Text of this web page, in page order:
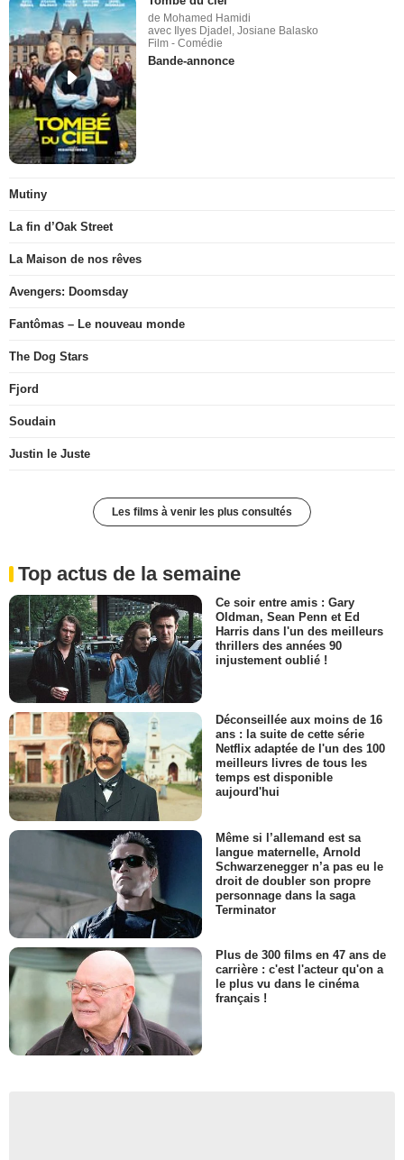
de Mohamed Hamidi
avec Ilyes Djadel, Josiane Balasko
Film - Comédie
Bande-annonce
Mutiny
La fin d’Oak Street
La Maison de nos rêves
Avengers: Doomsday
Fantômas – Le nouveau monde
The Dog Stars
Fjord
Soudain
Justin le Juste
Les films à venir les plus consultés
Top actus de la semaine
Ce soir entre amis : Gary
Oldman, Sean Penn et Ed
Harris dans l'un des meilleurs
thrillers des années 90
injustement oublié !
Déconseillée aux moins de 16
ans : la suite de cette série
Netflix adaptée de l'un des 100
meilleurs livres de tous les
temps est disponible
aujourd'hui
Même si l’allemand est sa
langue maternelle, Arnold
Schwarzenegger n’a pas eu le
droit de doubler son propre
personnage dans la saga
Terminator
Plus de 300 films en 47 ans de
carrière : c'est l'acteur qu'on a
le plus vu dans le cinéma
français !